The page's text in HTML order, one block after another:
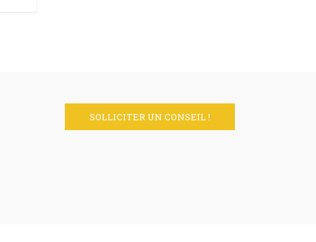
SOLLICITER UN CONSEIL !